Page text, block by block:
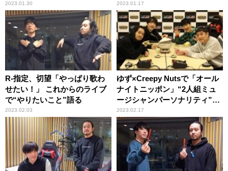
か”をちゃんと皆さんにお見せ
したい」
2023.01.30
ったら今の俺らは絶対いな
い」
2023.01.17
R-指定、切望「やっぱり歌わ
せたい！」 これからのライブ
で“やりたいこと”語る
2023.02.03
ゆず×Creepy Nutsで「オール
ナイトニッポン」“2人組ミュ
ージシャンパーソナリティ”の
奇跡のコラボラジオが実現
2023.02.17